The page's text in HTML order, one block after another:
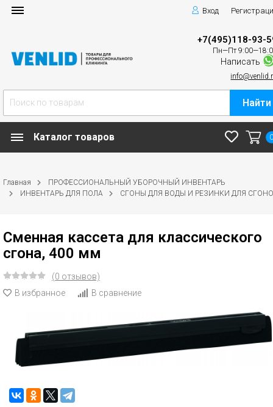
Вход
+7(495)118-93-
Пн—Пт
Написать
Найти
Каталог товаров
Главная
ПРОФЕССИОНАЛЬНЫЙ УБОРОЧНЫЙ ИНВЕНТАРЬ
ИНВЕНТАРЬ ДЛЯ ПОЛА
СГОНЫ ДЛЯ ВОДЫ И РЕЗИНКИ ДЛЯ
Сменная кассета для классического
сгона, 400 мм
(0 отзывов)
В избранное
В сравнение